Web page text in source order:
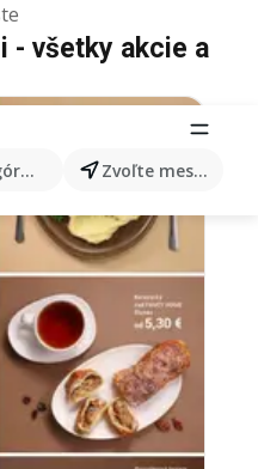
produkty... Zvoľte mesto
- všetky akcie a